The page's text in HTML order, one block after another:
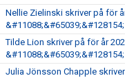
Nellie Zielinski skriver på för
&#11088;&#65039;&#128154;
Tilde Lion skriver på för år
&#11088;&#65039;&#128154;
Julia Jönsson Chapple